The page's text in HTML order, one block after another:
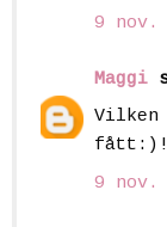
9 nov.
Maggi
Vilken
9 nov.